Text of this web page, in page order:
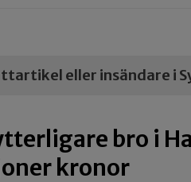
eller insändare i
bro i
kronor